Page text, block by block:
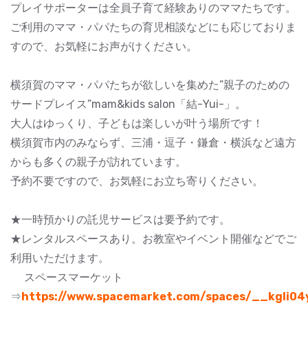
プレイサポーターは全員子育て経験ありのママたちです。
ご利用のママ・パパたちの育児相談などにも応じておりま
すので、お気軽にお声がけください。
横須賀のママ・パパたちが欲しいを集めた”親子のための
サードプレイス”mam&kids salon「結-Yui-」。
大人はゆっくり、子どもは楽しいが叶う場所です！
横須賀市内のみならず、三浦・逗子・鎌倉・横浜など遠方
からも多くの親子が訪れています。
予約不要ですので、お気軽にお立ち寄りください。
★一時預かりの託児サービスは要予約です。
★レンタルスペースあり。お教室やイベント開催などでご
利用いただけます。
スペースマーケット
⇒https://www.spacemarket.com/spaces/